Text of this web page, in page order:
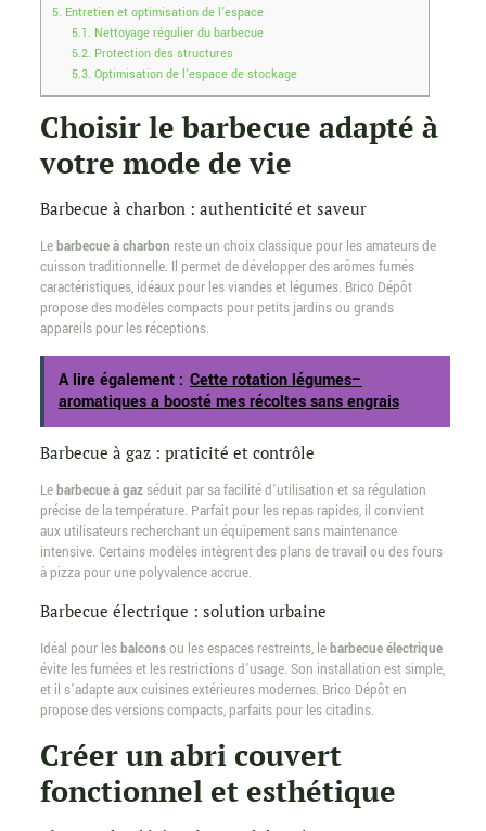
5. Entretien et optimisation de l’espace
5.1. Nettoyage régulier du barbecue
5.2. Protection des structures
5.3. Optimisation de l’espace de stockage
Choisir le barbecue adapté à
votre mode de vie
Barbecue à charbon : authenticité et saveur
Lebarbecue à charbon reste un choix classique pour les amateurs de
cuisson traditionnelle. Il permet de développer des arômes fumés
caractéristiques, idéaux pour les viandes et légumes. Brico Dépôt
propose des modèles compacts pour petits jardins ou grands
appareils pour les réceptions.
A lire également : Cette rotation légumes–
aromatiques a boosté mes récoltes sans engrais
Barbecue à gaz : praticité et contrôle
Lebarbecue à gazséduit par sa facilité d’utilisation et sa régulation
précise de la température. Parfait pour les repas rapides, il convient
aux utilisateurs recherchant un équipement sans maintenance
intensive. Certains modèles intègrent des plans de travail ou des fours
à pizza pour une polyvalence accrue.
Barbecue électrique : solution urbaine
Idéal pour lesbalconsou les espaces restreints, lebarbecue électrique
évite les fumées et les restrictions d’usage. Son installation est simple,
et il s’adapte aux cuisines extérieures modernes. Brico Dépôt en
propose des versions compacts, parfaits pour les citadins.
Créer un abri couvert
fonctionnel et esthétique